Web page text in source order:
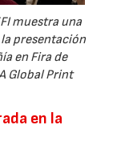
muestra una
presentación
en Fira de
Global Print
en la